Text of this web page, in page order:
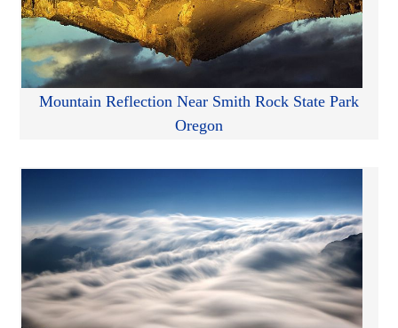
Mountain Reflection Near Smith Rock State Park
Oregon